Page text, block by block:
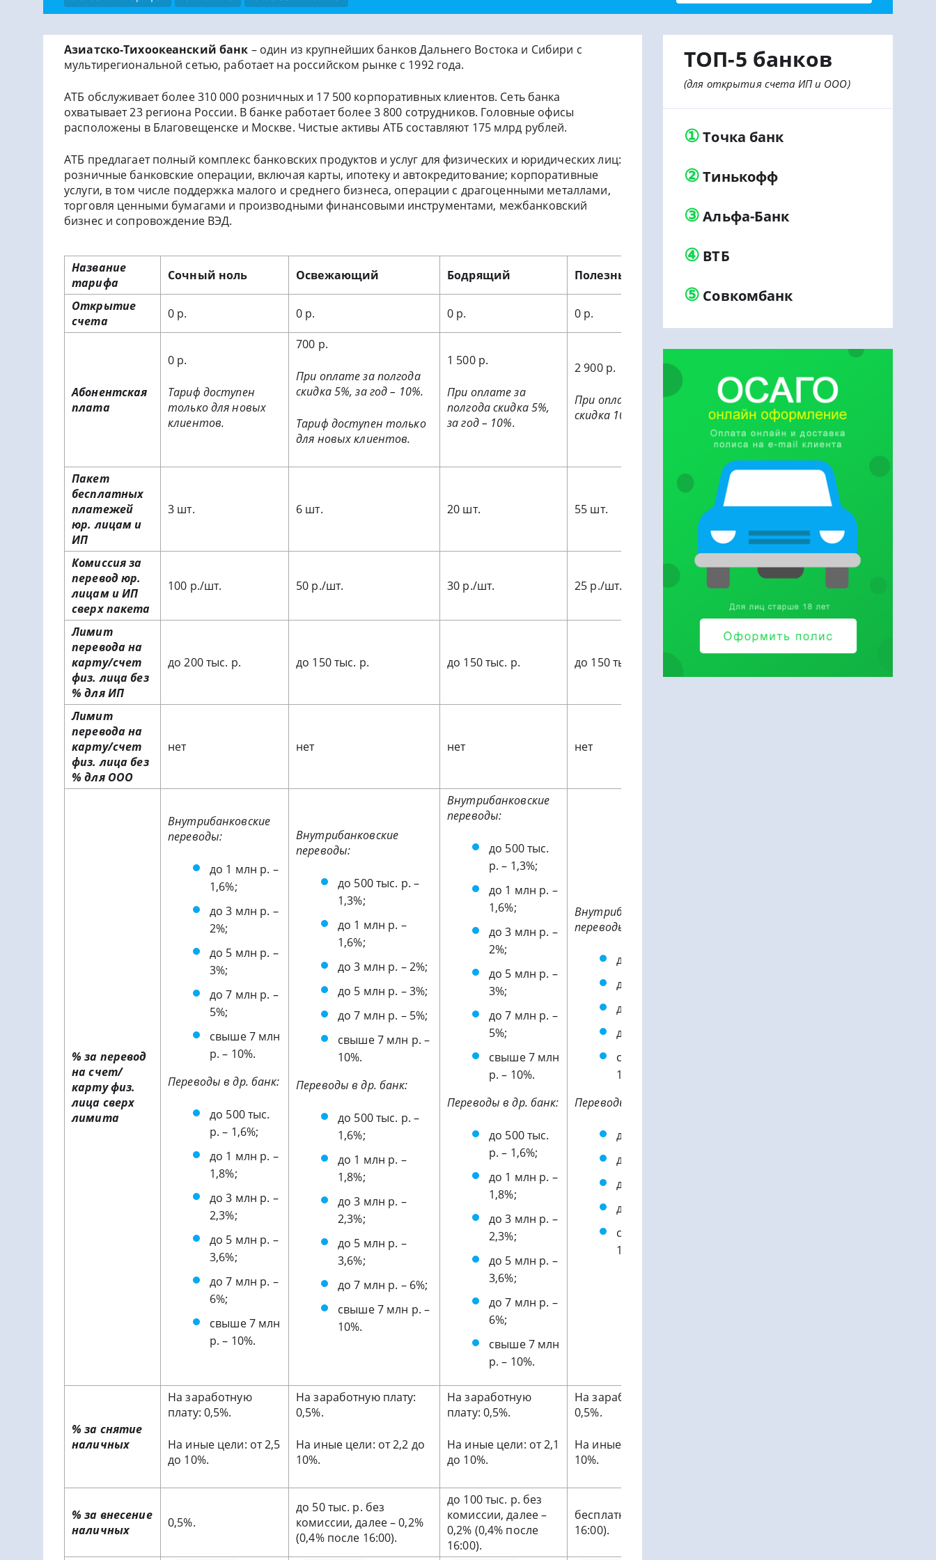
Азиатско-Тихоокеанский банк – один из крупнейших банков Дальнего Востока и Сибири с
мультирегиональной сетью, работает на российском рынке с 1992 года.
АТБ обслуживает более 310 000 розничных и 17 500 корпоративных клиентов. Сеть банка
охватывает 23 региона России. В банке работает более 3 800 сотрудников. Головные офисы
расположены в Благовещенске и Москве. Чистые активы АТБ составляют 175 млрд рублей.
АТБ предлагает полный комплекс банковских продуктов и услуг для физических и юридических лиц:
розничные банковские операции, включая карты, ипотеку и автокредитование; корпоративные
услуги, в том числе поддержка малого и среднего бизнеса, операции с драгоценными металлами,
торговля ценными бумагами и производными финансовыми инструментами, межбанковский
бизнес и сопровождение ВЭД.
Название
тарифа
Сочный ноль Освежающий Бодрящий Полезный
Открытие
счета
0 р. 0 р. 0 р. 0 р.
Абонентская
плата
0 р.
Тариф доступен
только для новых
клиентов.
700 р.
При оплате за полгода
скидка 5%, за год – 10%.
Тариф доступен только
для новых клиентов.
1 500 р.
При оплате за
полгода скидка 5%,
за год – 10%.
2 900 р.
При оплате за полгода
скидка 10%, за год – 15%.
Предоставляется
услуга "Персональный
куратор бизнеса".
Пакет
бесплатных
платежей
юр. лицам и
ИП
3 шт. 6 шт. 20 шт. 55 шт. 55 шт.
Комиссия за
перевод юр.
лицам и ИП
сверх пакета
100 р./шт. 50 р./шт. 30 р./шт. 25 р./шт.
Лимит
перевода на
карту/счет
физ. лица без
% для ИП
до 200 тыс. р. до 150 тыс. р. до 150 тыс. р. до 150 тыс. р.
Лимит
перевода на
карту/счет
физ. лица без
% для ООО
нет нет нет нет
% за перевод
на счет/
карту физ.
лица сверх
лимита
Внутрибанковские
переводы:
до 1 млн р. –
1,6%;
до 3 млн р. –
2%;
до 5 млн р. –
3%;
до 7 млн р. –
5%;
свыше 7 млн
р. – 10%.
Переводы в др. банк:
до 500 тыс.
р. – 1,6%;
до 1 млн р. –
1,8%;
до 3 млн р. –
2,3%;
до 5 млн р. –
3,6%;
до 7 млн р. –
6%;
свыше 7 млн
р. – 10%.
Внутрибанковские
переводы:
до 500 тыс. р. –
1,3%;
до 1 млн р. –
1,6%;
до 3 млн р. – 2%;
до 5 млн р. – 3%;
до 7 млн р. – 5%;
свыше 7 млн р. –
10%.
Переводы в др. банк:
до 500 тыс. р. –
1,6%;
до 1 млн р. –
1,8%;
до 3 млн р. –
2,3%;
до 5 млн р. –
3,6%;
до 7 млн р. – 6%;
свыше 7 млн р. –
10%.
Внутрибанковские
переводы:
до 500 тыс.
р. – 1,3%;
до 1 млн р. –
1,6%;
до 3 млн р. –
2%;
до 5 млн р. –
3%;
до 7 млн р. –
5%;
свыше 7 млн
р. – 10%.
Переводы в др. банк:
до 500 тыс.
р. – 1,6%;
до 1 млн р. –
1,8%;
до 3 млн р. –
2,3%;
до 5 млн р. –
3,6%;
до 7 млн р. –
6%;
свыше 7 млн
р. – 10%.
Внутрибанковские
переводы:
до 1 млн р. – 1,3%;
до 3 млн р. – 2%;
до 5 млн р. – 3%;
до 7 млн р. – 5%;
свыше 7 млн р. –
10%.
Переводы в др. банк:
до 1 млн р. – 1,5%;
до 3 млн р. – 2,3%;
до 5 млн р. – 3,6%;
до 7 млн р. – 6%;
свыше 7 млн р. –
10%.
% за снятие
наличных
На заработную
плату: 0,5%.
На иные цели: от 2,5
до 10%.
На заработную плату:
0,5%.
На иные цели: от 2,2 до
10%.
На заработную
плату: 0,5%.
На иные цели: от 2,1
до 10%.
На заработную плату:
0,5%.
На иные цели: от 2 до
10%.
% за внесение
наличных
0,5%.
до 50 тыс. р. без
комиссии, далее – 0,2%
(0,4% после 16:00).
до 100 тыс. р. без
комиссии, далее –
0,2% (0,4% после
16:00).
бесплатно (0,4% после
16:00).
ТОП-5 банков
(для открытия счета ИП и ООО)
①Точка банк
②Тинькофф
③Альфа-Банк
④ ВТБ
⑤ Совкомбанк